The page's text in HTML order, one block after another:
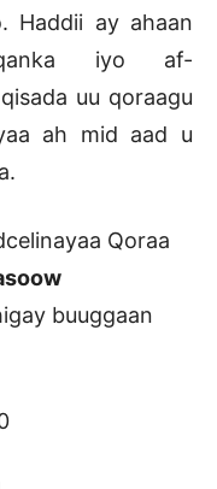
Haddii ay ahaan
iyo af-
uu qoraagu
ah mid aad u
Qoraa
buuggaan